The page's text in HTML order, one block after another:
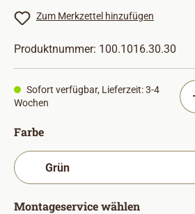
Zum Merkzettel hinzufügen
Produktnummer: 100.1016.30.30
Sofort verfügbar, Lieferzeit: 3-4
Wochen
Farbeauswählen
Montageservice wählen